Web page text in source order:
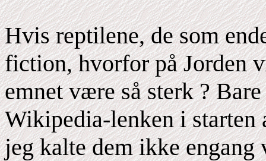
Hvis reptilene, de som
fiction, hvorfor på Jorden
emnet være så sterk ?
Wikipedia-lenken i starten
jeg kalte dem ikke